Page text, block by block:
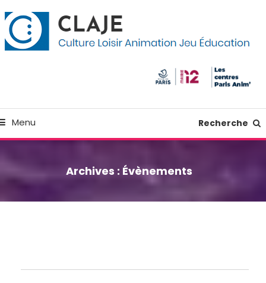
Menu Recherche
Archives : Évènements